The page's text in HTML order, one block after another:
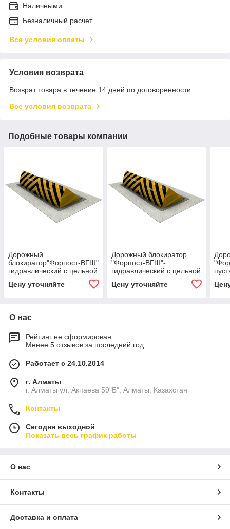
Наличными
Безналичный расчет
Все условия оплаты
Условия возврата
Возврат товара в течение 14 дней по договоренности
Все условия возврата
Подобные товары компании
Дорожный
блокиратор"Форпост-ВГШ"
гидравлический с цельной
толщина "боевой" крышки
Цену уточняйте
Дорожный блокиратор
"Форпост-ВГШ"-
гидравлический с цельной
толщина "боевой" крышки
Цену уточняйте
О нас
Рейтинг не сформирован
Менее 5 отзывов за последний год
Работает с 24.10.2014
г. Алматы
г. Алматы ул. Акпаева 59"Б", Алматы, Казахстан
Контакты
Сегодня выходной
Показать весь график работы
О нас
Контакты
Доставка и оплата